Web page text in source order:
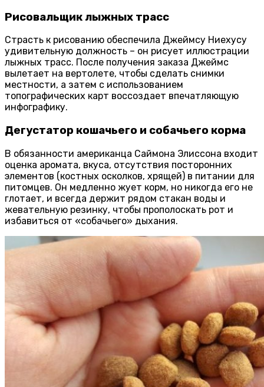
Рисовальщик лыжных трасс
Страсть к рисованию обеспечила Джеймсу Ниехусу
удивительную должность – он рисует иллюстрации
лыжных трасс. После получения заказа Джеймс
вылетает на вертолете, чтобы сделать снимки
местности, а затем с использованием
топографических карт воссоздает впечатляющую
инфографику.
Дегустатор кошачьего и собачьего корма
В обязанности американца Саймона Элиссона входит
оценка аромата, вкуса, отсутствия посторонних
элементов (костных осколков, хрящей) в питании для
питомцев. Он медленно жует корм, но никогда его не
глотает, и всегда держит рядом стакан воды и
жевательную резинку, чтобы прополоскать рот и
избавиться от «собачьего» дыхания.